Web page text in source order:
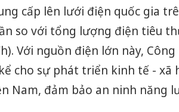
cấp lên lưới điện quốc gia
so với tổng lượng điện tiêu
Với nguồn điện lớn này,
cho sự phát triển kinh tế - xã
Nam, đảm bảo an ninh năng